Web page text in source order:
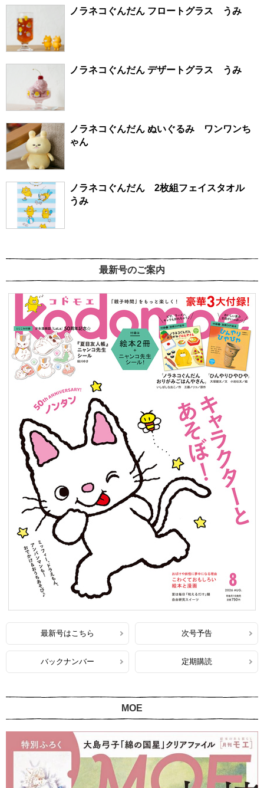
ノラネコぐんだん フロートグラス うみ
ノラネコぐんだん デザートグラス うみ
ノラネコぐんだん ぬいぐるみ ワンワンち
ゃん
ノラネコぐんだん 2枚組フェイスタオル
うみ
最新号のご案内
最新号はこちら 次号予告
バックナンバー 定期購読
MOE